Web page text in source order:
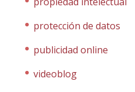
protección de datos
publicidad online
videoblog